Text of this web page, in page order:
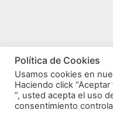
Política de Cookies
Usamos cookies en
Haciendo click “Aceptar
”, usted acepta el uso
consentimiento